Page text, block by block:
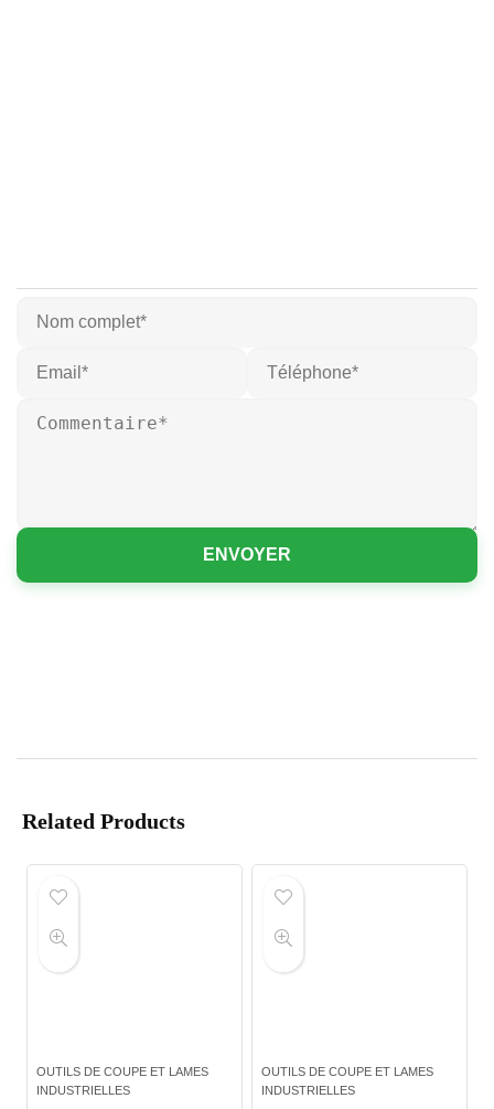
ENVOYER
Related Products
OUTILS DE COUPE ET LAMES
INDUSTRIELLES
OUTILS DE COUPE ET LAMES
INDUSTRIELLES